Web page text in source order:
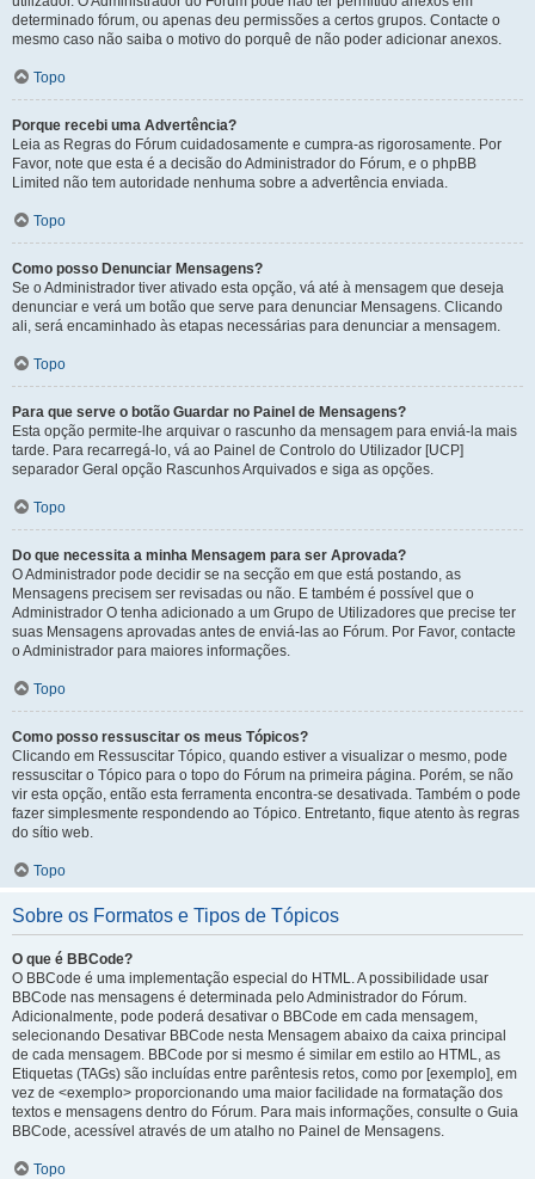
determinado fórum, ou apenas deu permissões a certos grupos. Contacte o
mesmo caso não saiba o motivo do porquê de não poder adicionar anexos.
Topo
Porque recebi uma Advertência?
Leia as Regras do Fórum cuidadosamente e cumpra-as rigorosamente. Por
Favor, note que esta é a decisão do Administrador do Fórum, e o phpBB
Limited não tem autoridade nenhuma sobre a advertência enviada.
Topo
Como posso Denunciar Mensagens?
Se o Administrador tiver ativado esta opção, vá até à mensagem que deseja
denunciar e verá um botão que serve para denunciar Mensagens. Clicando
ali, será encaminhado às etapas necessárias para denunciar a mensagem.
Topo
Para que serve o botão Guardar no Painel de Mensagens?
Esta opção permite-lhe arquivar o rascunho da mensagem para enviá-la mais
tarde. Para recarregá-lo, vá ao Painel de Controlo do Utilizador [UCP]
separador Geral opção Rascunhos Arquivados e siga as opções.
Topo
Do que necessita a minha Mensagem para ser Aprovada?
O Administrador pode decidir se na secção em que está postando, as
Mensagens precisem ser revisadas ou não. E também é possível que o
Administrador O tenha adicionado a um Grupo de Utilizadores que precise ter
suas Mensagens aprovadas antes de enviá-las ao Fórum. Por Favor, contacte
o Administrador para maiores informações.
Topo
Como posso ressuscitar os meus Tópicos?
Clicando em Ressuscitar Tópico, quando estiver a visualizar o mesmo, pode
ressuscitar o Tópico para o topo do Fórum na primeira página. Porém, se não
vir esta opção, então esta ferramenta encontra-se desativada. Também o pode
fazer simplesmente respondendo ao Tópico. Entretanto, fique atento às regras
do sítio web.
Topo
Sobre os Formatos e Tipos de Tópicos
O que é BBCode?
O BBCode é uma implementação especial do HTML. A possibilidade usar
BBCode nas mensagens é determinada pelo Administrador do Fórum.
Adicionalmente, pode poderá desativar o BBCode em cada mensagem,
selecionando Desativar BBCode nesta Mensagem abaixo da caixa principal
de cada mensagem. BBCode por si mesmo é similar em estilo ao HTML, as
Etiquetas (TAGs) são incluídas entre parêntesis retos, como por [exemplo], em
vez de <exemplo> proporcionando uma maior facilidade na formatação dos
textos e mensagens dentro do Fórum. Para mais informações, consulte o Guia
BBCode, acessível através de um atalho no Painel de Mensagens.
Topo